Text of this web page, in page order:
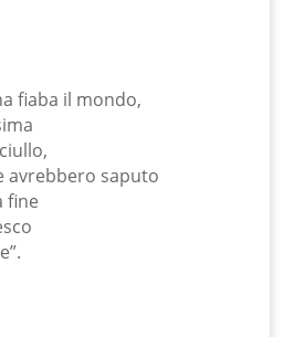
fiaba il mondo,
avrebbero saputo
fine